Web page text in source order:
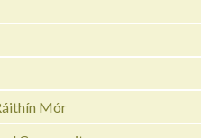
Mór